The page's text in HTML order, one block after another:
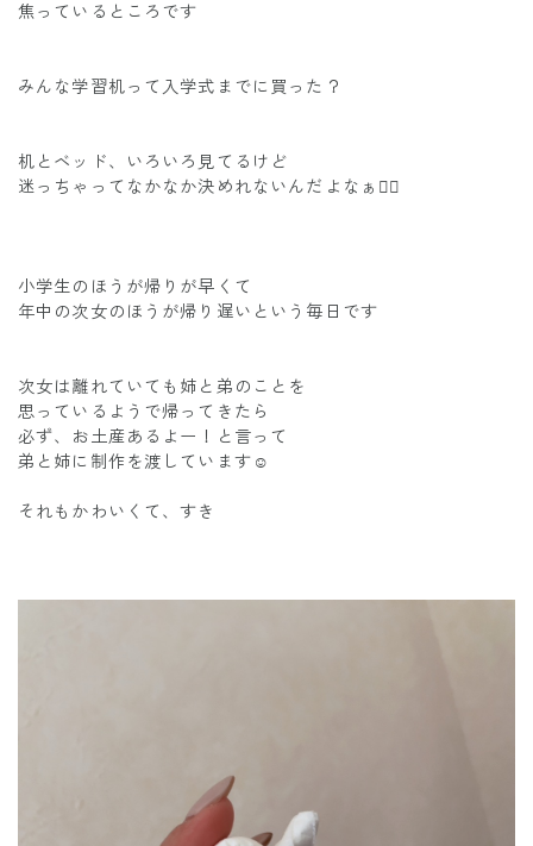
焦っているところです
みんな学習机って入学式までに買った？
机とベッド、いろいろ見てるけど
迷っちゃってなかなか決めれないんだよなぁ😮‍💨
小学生のほうが帰りが早くて
年中の次女のほうが帰り遅いという毎日です
次女は離れていても姉と弟のことを
思っているようで帰ってきたら
必ず、お土産あるよー！と言って
弟と姉に制作を渡しています☺️
それもかわいくて、すき